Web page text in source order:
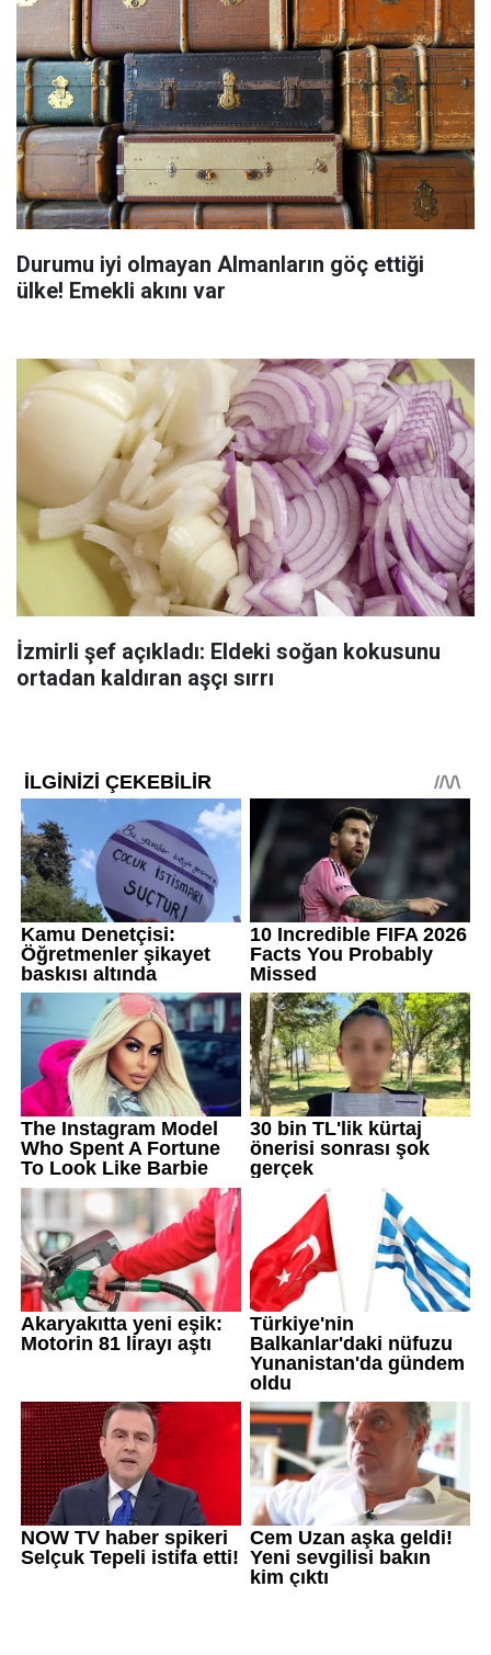
Durumu iyi olmayan Almanların göç ettiği
ülke! Emekli akını var
İzmirli şef açıkladı: Eldeki soğan kokusunu
ortadan kaldıran aşçı sırrı